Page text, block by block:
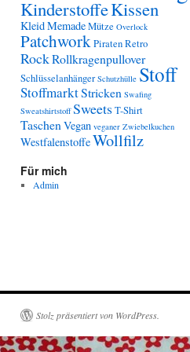
KinderstoffeKissen
KleidMemadeMütze Overlock
PatchworkPiratenRetro
RockRollkragenpullover
Schlüsselanhänger Schutzhülle Stoff
StoffmarktStricken Swafing
Sweatshirtstoff SweetsT-Shirt
Taschen Vegan veganer Zwiebelkuchen
WestfalenstoffeWollfilz
Für mich
Admin
Stolz präsentiert von WordPress.